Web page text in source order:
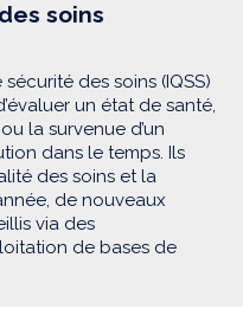
soins
des soins (IQSS)
un état de santé,
la survenue d’un
dans le temps. Ils
des soins et la
de nouveaux
via des
de bases de